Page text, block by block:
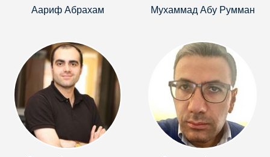
Аариф Абрахам Мухаммад Абу Румман